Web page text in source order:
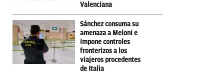
Valenciana
Sánchez consuma su
amenaza a Meloni e
impone controles
fronterizos a los
viajeros procedentes
de Italia